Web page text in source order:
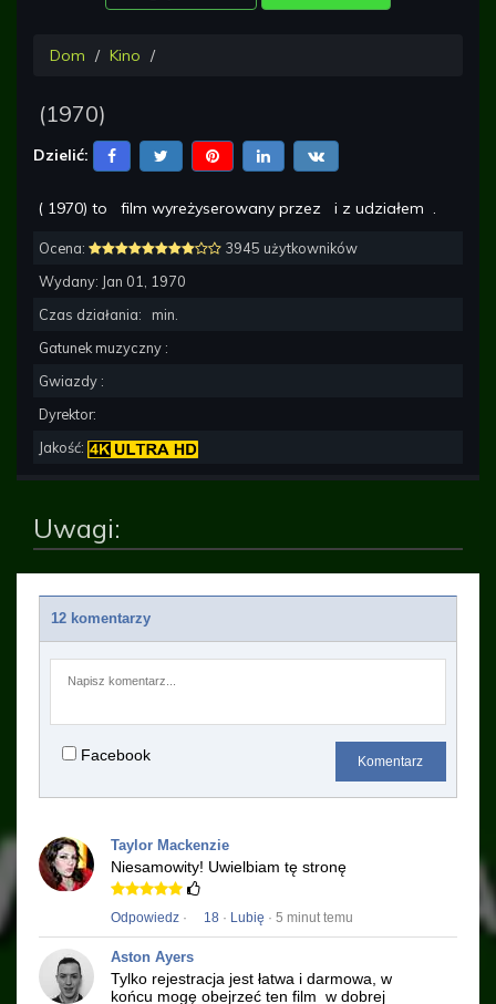
Dom Kino
(1970)
Dzielić:
( 1970) to film wyreżyserowany przez i z udziałem .
Ocena:
3945 użytkowników
Wydany: Jan 01, 1970
Czas działania:
min.
Gatunek muzyczny :
Gwiazdy :
Dyrektor:
Jakość:
Uwagi:
12 komentarzy
Facebook Komentarz
Taylor Mackenzie
Niesamowity! Uwielbiam tę stronę
Odpowiedz · 18 · Lubię · 5 minut temu
Aston Ayers
Tylko rejestracja jest łatwa i darmowa, w
końcu mogę obejrzeć ten film w dobrej